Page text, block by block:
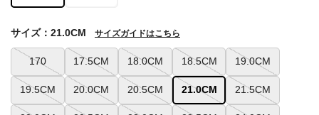
170 17.5CM 18.0CM 18.5CM 19.0CM
19.5CM 20.0CM 20.5CM 21.0CM 21.5CM
サイズ：21.0CM サイズガイドはこちら